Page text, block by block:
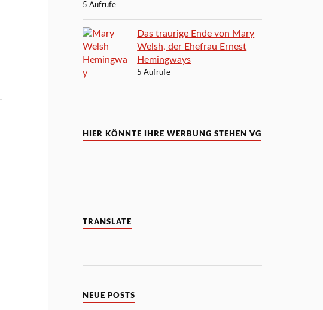
5 Aufrufe
Das traurige Ende von Mary
Welsh, der Ehefrau Ernest
Hemingways
5 Aufrufe
HIER KÖNNTE IHRE WERBUNG STEHEN VG
TRANSLATE
NEUE POSTS